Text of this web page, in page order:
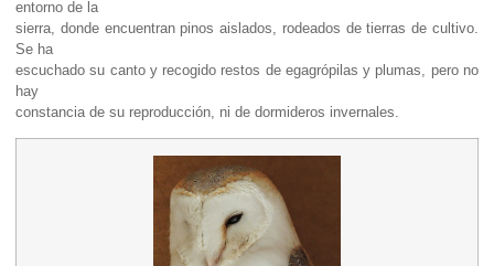
entorno de la
sierra, donde encuentran pinos aislados, rodeados de tierras de cultivo.
Se ha
escuchado su canto y recogido restos de egagrópilas y plumas, pero no
hay
constancia de su reproducción, ni de dormideros invernales.